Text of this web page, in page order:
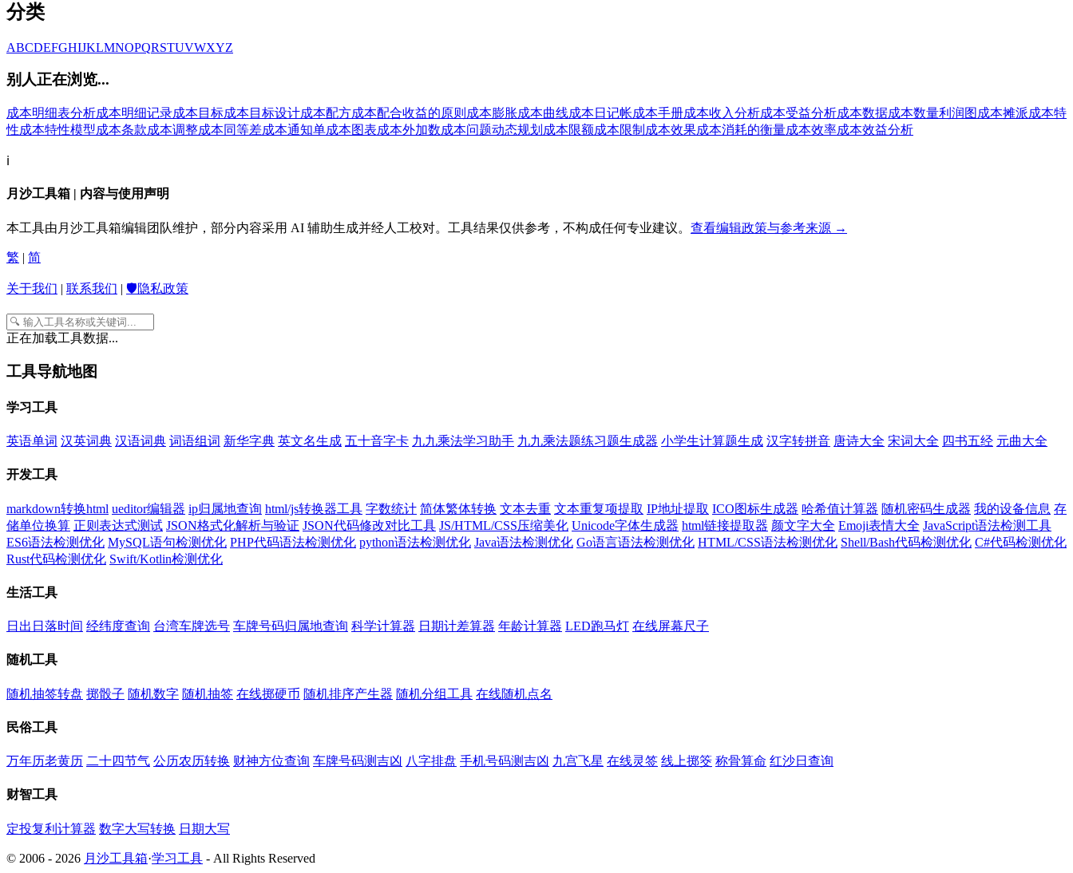
分类
ABCDEFGHIJKLMNOPQRSTUVWXYZ
别人正在浏览...
成本明细表分析成本明细记录成本目标成本目标设计成本配方成本配合收益的原则 成本膨胀成本曲线成本日记帐成本手册成本收入分析成本受益分析成本数据成本数量利润图 成本摊派成本特
性成本特性模型成本条款成本调整成本同等差成本通知单成本图表成本外加数成本问题动态规划 成本限额成本限制 成本效果成本消耗的衡量成本效率成本效益分析
ℹ️
月沙工具箱 | 内容与使用声明
本工具由月沙工具箱编辑团队维护，部分内容采用 AI 辅助生成并经人工校对。工具结果仅供参考，不构成任何专业建议。 查看编辑政策与参考来源 →
繁 | 简
关于我们 | 联系我们 | 🛡️隐私政策
正在加载工具数据...
工具导航地图
学习工具
英语单词 汉英词典 汉语词典 词语组词 新华字典 英文名生成 五十音字卡 九九乘法学习助手 九九乘法题练习题生成器 小学生计算题生成 汉字转拼音 唐诗大全 宋词大全 四书五经 元曲大全
开发工具
markdown转换html ueditor编辑器 ip归属地查询 html/js转换器工具 字数统计 简体繁体转换 文本去重 文本重复项提取 IP地址提取 ICO图标生成器 哈希值计算器 随机密码生成器 我的设备信息 存
储单位换算 正则表达式测试 JSON格式化解析与验证 JSON代码修改对比工具 JS/HTML/CSS压缩美化 Unicode字体生成器 html链接提取器 颜文字大全 Emoji表情大全 JavaScript语法检测工具
ES6语法检测优化 MySQL语句检测优化 PHP代码语法检测优化 python语法检测优化 Java语法检测优化 Go语言语法检测优化 HTML/CSS语法检测优化 Shell/Bash代码检测优化 C#代码检测优化
Rust代码检测优化 Swift/Kotlin检测优化
生活工具
日出日落时间 经纬度查询 台湾车牌选号 车牌号码归属地查询 科学计算器 日期计差算器 年龄计算器 LED跑马灯 在线屏幕尺子
随机工具
随机抽签转盘 掷骰子 随机数字 随机抽签 在线掷硬币 随机排序产生器 随机分组工具 在线随机点名
民俗工具
万年历老黄历 二十四节气 公历农历转换 财神方位查询 车牌号码测吉凶 八字排盘 手机号码测吉凶 九宫飞星 在线灵签 线上掷筊 称骨算命 红沙日查询
财智工具
定投复利计算器 数字大写转换 日期大写
© 2006 - 2026 月沙工具箱·学习工具 - All Rights Reserved